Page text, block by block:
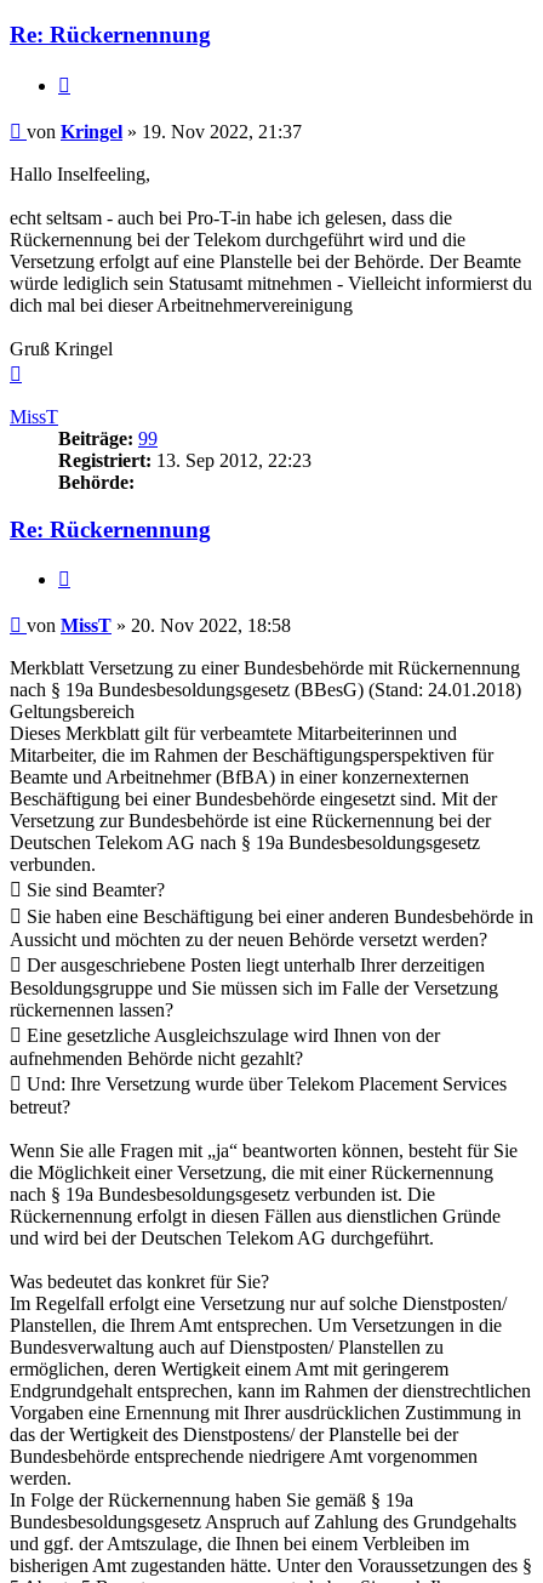
Re: Rückernennung
Beitrag
von Kringel » 19. Nov 2022, 21:37
Hallo Inselfeeling,
echt seltsam - auch bei Pro-T-in habe ich gelesen, dass die
Rückernennung bei der Telekom durchgeführt wird und die
Versetzung erfolgt auf eine Planstelle bei der Behörde. Der Beamte
würde lediglich sein Statusamt mitnehmen - Vielleicht informierst du
dich mal bei dieser Arbeitnehmervereinigung
Gruß Kringel
MissT
Beiträge: 99
Registriert: 13. Sep 2012, 22:23
Behörde:
Re: Rückernennung
Beitrag
von MissT » 20. Nov 2022, 18:58
Merkblatt Versetzung zu einer Bundesbehörde mit Rückernennung
nach § 19a Bundesbesoldungsgesetz (BBesG) (Stand: 24.01.2018)
Geltungsbereich
Dieses Merkblatt gilt für verbeamtete Mitarbeiterinnen und
Mitarbeiter, die im Rahmen der Beschäftigungsperspektiven für
Beamte und Arbeitnehmer (BfBA) in einer konzernexternen
Beschäftigung bei einer Bundesbehörde eingesetzt sind. Mit der
Versetzung zur Bundesbehörde ist eine Rückernennung bei der
Deutschen Telekom AG nach § 19a Bundesbesoldungsgesetz
verbunden.
 Sie sind Beamter?
 Sie haben eine Beschäftigung bei einer anderen Bundesbehörde in
Aussicht und möchten zu der neuen Behörde versetzt werden?
 Der ausgeschriebene Posten liegt unterhalb Ihrer derzeitigen
Besoldungsgruppe und Sie müssen sich im Falle der Versetzung
rückernennen lassen?
 Eine gesetzliche Ausgleichszulage wird Ihnen von der
aufnehmenden Behörde nicht gezahlt?
 Und: Ihre Versetzung wurde über Telekom Placement Services
betreut?
Wenn Sie alle Fragen mit „ja“ beantworten können, besteht für Sie
die Möglichkeit einer Versetzung, die mit einer Rückernennung
nach § 19a Bundesbesoldungsgesetz verbunden ist. Die
Rückernennung erfolgt in diesen Fällen aus dienstlichen Gründe
und wird bei der Deutschen Telekom AG durchgeführt.
Was bedeutet das konkret für Sie?
Im Regelfall erfolgt eine Versetzung nur auf solche Dienstposten/
Planstellen, die Ihrem Amt entsprechen. Um Versetzungen in die
Bundesverwaltung auch auf Dienstposten/ Planstellen zu
ermöglichen, deren Wertigkeit einem Amt mit geringerem
Endgrundgehalt entsprechen, kann im Rahmen der dienstrechtlichen
Vorgaben eine Ernennung mit Ihrer ausdrücklichen Zustimmung in
das der Wertigkeit des Dienstpostens/ der Planstelle bei der
Bundesbehörde entsprechende niedrigere Amt vorgenommen
werden.
In Folge der Rückernennung haben Sie gemäß § 19a
Bundesbesoldungsgesetz Anspruch auf Zahlung des Grundgehalts
und ggf. der Amtszulage, die Ihnen bei einem Verbleiben im
bisherigen Amt zugestanden hätte. Unter den Voraussetzungen des §